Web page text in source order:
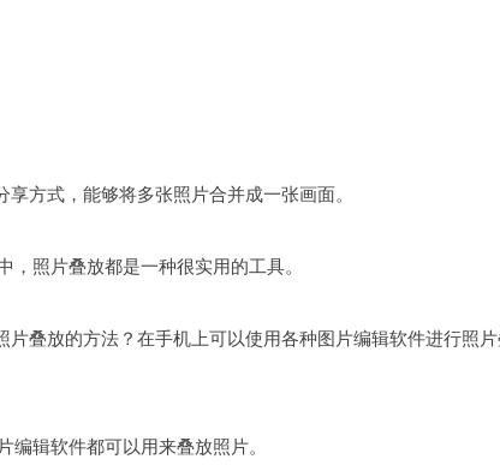
方式，能够将多张照片合并成一张画面。
照片叠放都是一种很实用的工具。
叠放的方法？在手机上可以使用各种图片编辑软件进行照片
辑软件都可以用来叠放照片。